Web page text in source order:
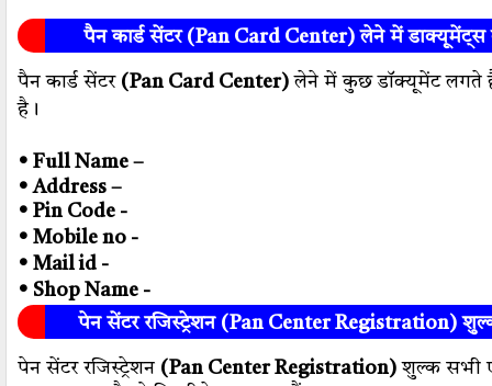
पैन कार्ड सेंटर (Pan Card Center)लेने में डाक्यूमेंट्स
पैन कार्ड सेंटर(Pan Card Center) लेने में कुछ डॉक्यूमेंट लगते हैं
है।
• Full Name –
• Address –
• Pin Code -
• Mobile no -
• Mail id -
• Shop Name -
पेन सेंटर रजिस्ट्रेशन (Pan Center Registration)
पेन सेंटर रजिस्ट्रेशन (Pan Center Registration) शुल्क सभी